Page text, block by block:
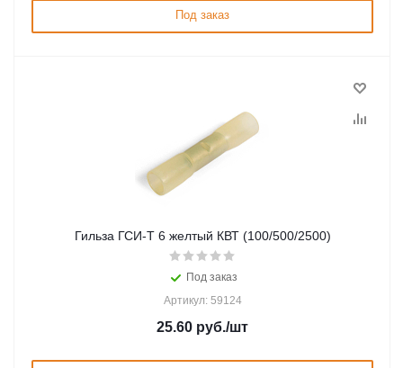
Под заказ
Гильза ГСИ-Т 6 желтый КВТ (100/500/2500)
Под заказ
Артикул: 59124
25.60 руб./шт